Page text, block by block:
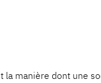
la manière dont une